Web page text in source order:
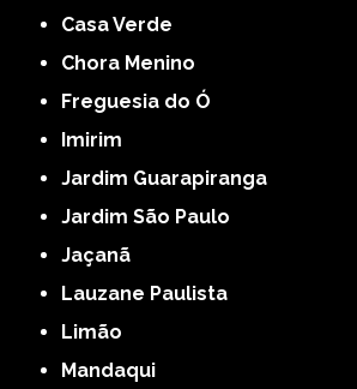
Casa Verde
Chora Menino
Freguesia do Ó
Imirim
Jardim Guarapiranga
Jardim São Paulo
Jaçanã
Lauzane Paulista
Limão
Mandaqui